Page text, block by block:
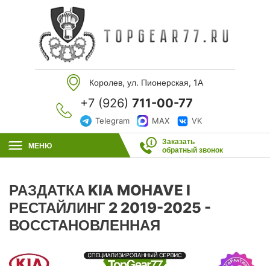
Королев, ул. Пионерская, 1А
+7 (926) 711-00-77
Telegram MAX VK
МЕНЮ
Заказать
обратный звонок
РАЗДАТКА KIA MOHAVE I
РЕСТАЙЛИНГ 2 2019-2025 -
ВОССТАНОВЛЕННАЯ